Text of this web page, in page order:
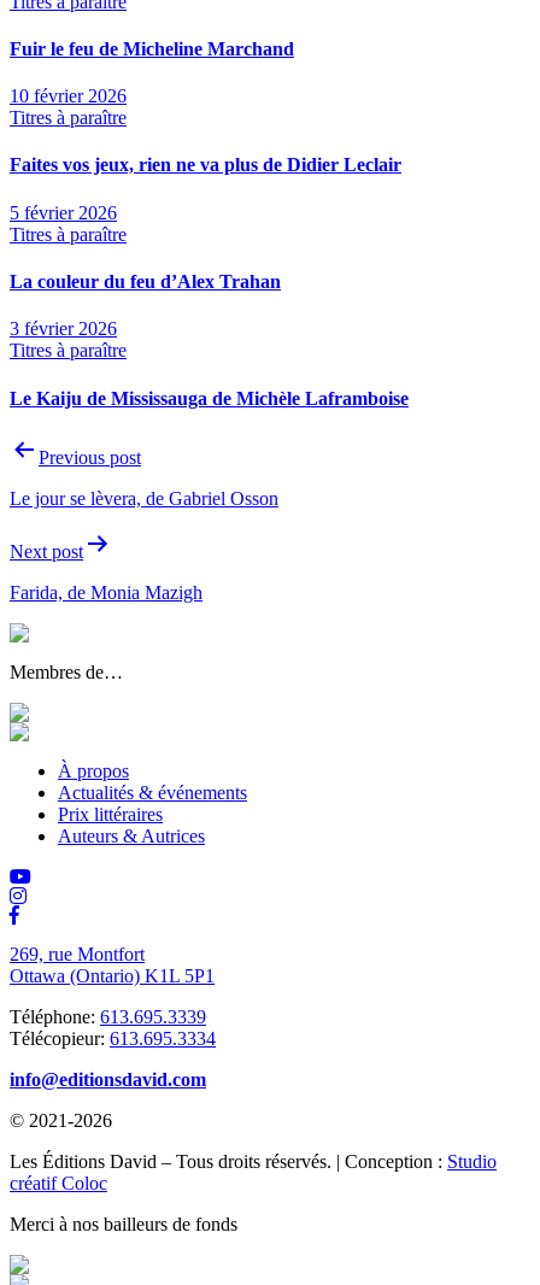
Fuir le feu de Micheline Marchand
10 février 2026
Titres à paraître
Faites vos jeux, rien ne va plus de Didier Leclair
5 février 2026
Titres à paraître
La couleur du feu d’Alex Trahan
3 février 2026
Titres à paraître
Le Kaiju de Mississauga de Michèle Laframboise
Navigation
l'article
Previous post
Le jour se lèvera, de Gabriel Osson
Next post
Farida, de Monia Mazigh
Membres de…
À propos
Actualités & événements
Prix littéraires
Auteurs & Autrices
269, rue Montfort
Ottawa (Ontario) K1L 5P1
Téléphone: 613.695.3339
Télécopieur: 613.695.3334
info@editionsdavid.com
© 2021-2026
Les Éditions David – Tous droits réservés. | Conception : Studio
créatif Coloc
Merci à nos bailleurs de fonds